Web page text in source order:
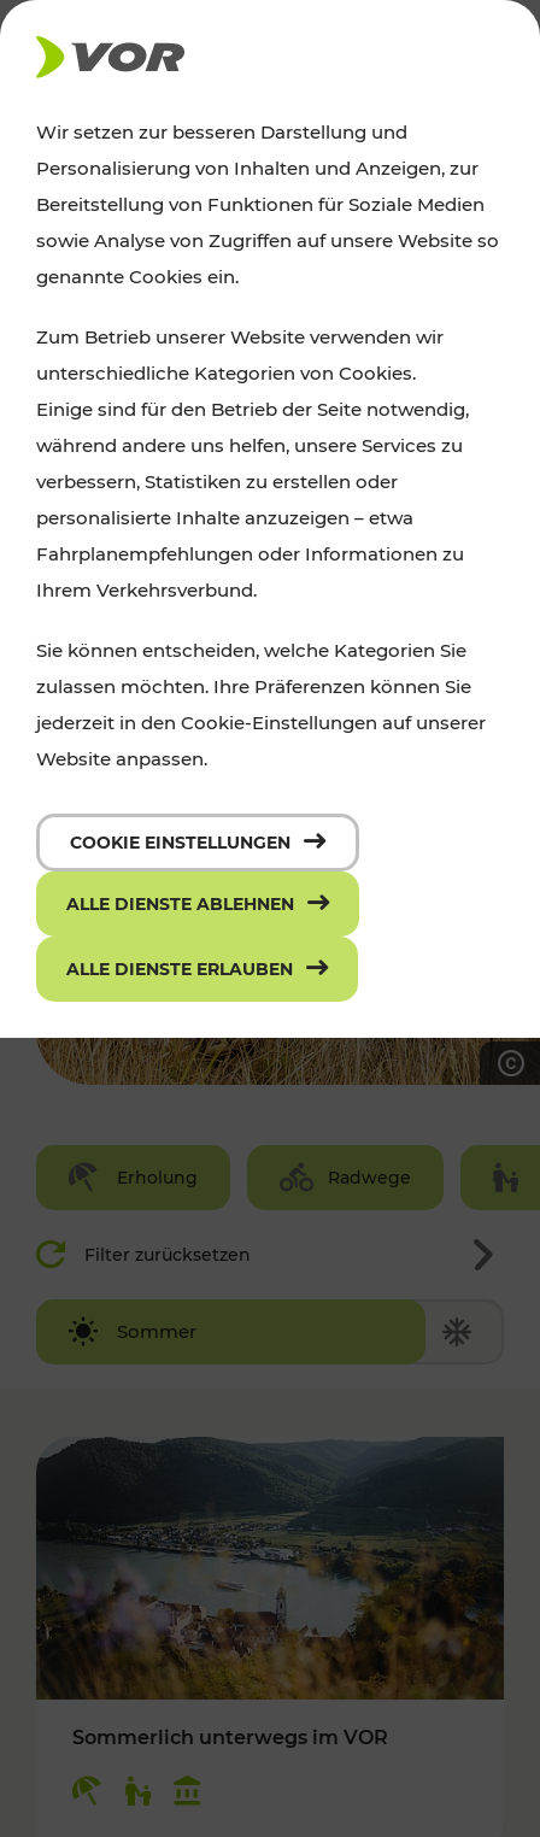
AKTUELLES
Ausflugstipps
Wien, Niederösterreich und das Burgenland
Wanderungen, Kultur und Gastronomie,
Radtouren oder purer Naturgenuss – viele
Attraktionen sind mit den Ticket- und Fahrplan-
Angeboten des VOR gut und schnell erreichbar.
Erholung Radwege
Filter zurücksetzen
Sommer
Winter
Sommerlich unterwegs im VOR
Wir setzen zur besseren Darstellung und
Personalisierung von Inhalten und Anzeigen, zur
Bereitstellung von Funktionen für Soziale Medien
sowie Analyse von Zugriffen auf unsere Website so
genannte Cookies ein.
Zum Betrieb unserer Website verwenden wir
unterschiedliche Kategorien von Cookies.
Einige sind für den Betrieb der Seite notwendig,
während andere uns helfen, unsere Services zu
verbessern, Statistiken zu erstellen oder
personalisierte Inhalte anzuzeigen – etwa
Fahrplanempfehlungen oder Informationen zu
Ihrem Verkehrsverbund.
Sie können entscheiden, welche Kategorien Sie
zulassen möchten. Ihre Präferenzen können Sie
jederzeit in den Cookie-Einstellungen auf unserer
Website anpassen.
COOKIE EINSTELLUNGEN
ALLE DIENSTE ABLEHNEN
ALLE DIENSTE ERLAUBEN